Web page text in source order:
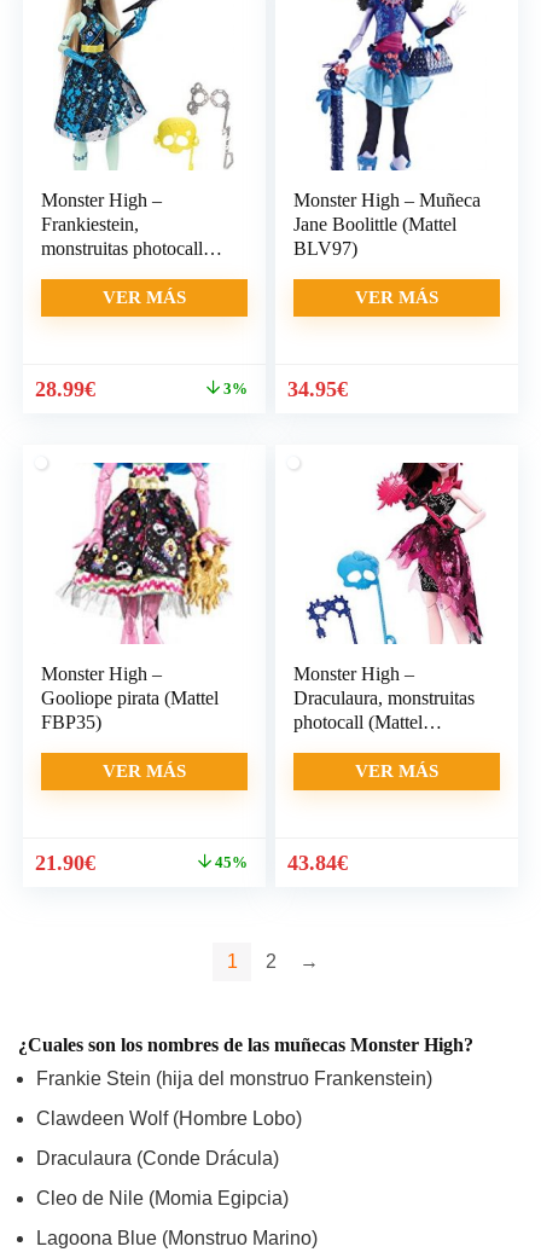
Monster High –
Frankiestein,
monstruitas photocall
VER MÁS
El
era:
29.99€.
28.99€El
es:
28.99€.
3%
Monster High – Muñeca
Jane Boolittle (Mattel
BLV97)
VER MÁS
34.95€
Monster High –
Gooliope pirata (Mattel
FBP35)
VER MÁS
El
21.90€El
45%
Monster High –
Draculaura, monstruitas
photocall (Mattel
VER MÁS
43.84€
1 2 →
¿Cuales son los nombres de las muñecas Monster High?
Frankie Stein (hija del monstruo Frankenstein)
Clawdeen Wolf (Hombre Lobo)
Draculaura (Conde Drácula)
Cleo de Nile (Momia Egipcia)
Lagoona Blue (Monstruo Marino)